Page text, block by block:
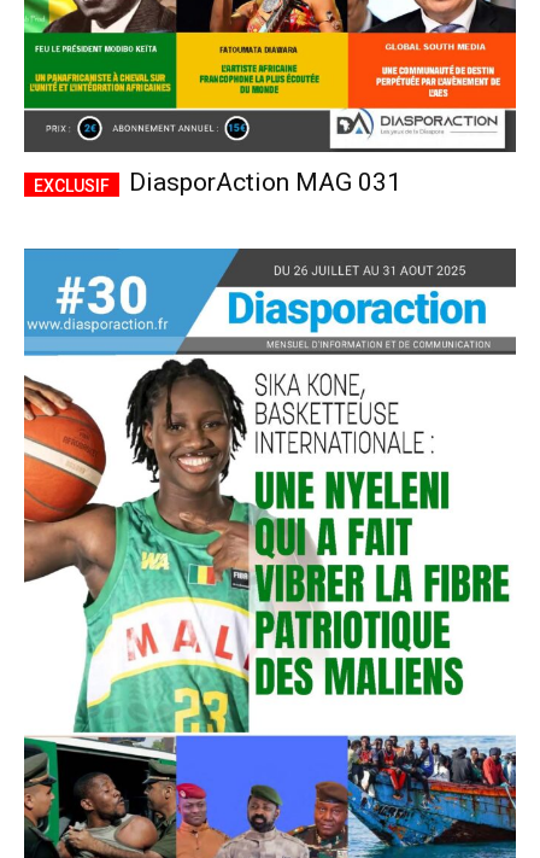
DiasporAction MAG 031